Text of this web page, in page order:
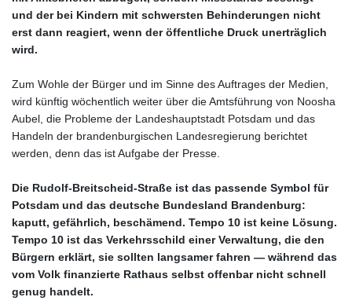
und der bei Kindern mit schwersten Behinderungen nicht
erst dann reagiert, wenn der öffentliche Druck unerträglich
wird.
Zum Wohle der Bürger und im Sinne des Auftrages der Medien,
wird künftig wöchentlich weiter über die Amtsführung von Noosha
Aubel, die Probleme der Landeshauptstadt Potsdam und das
Handeln der brandenburgischen Landesregierung berichtet
werden, denn das ist Aufgabe der Presse.
Die Rudolf-Breitscheid-Straße ist das passende Symbol für
Potsdam und das deutsche Bundesland Brandenburg:
kaputt, gefährlich, beschämend. Tempo 10 ist keine Lösung.
Tempo 10 ist das Verkehrsschild einer Verwaltung, die den
Bürgern erklärt, sie sollten langsamer fahren — während das
vom Volk finanzierte Rathaus selbst offenbar nicht schnell
genug handelt.